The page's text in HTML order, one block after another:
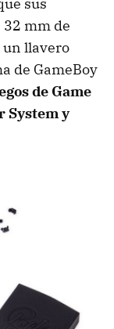
mm de
un llavero
de GameBoy
de Game
System y